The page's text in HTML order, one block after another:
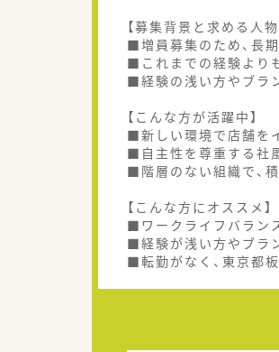
【募集背景と求める人
■増員募集のため、長
■これまでの経験より
■経験の浅い方やブラ
【こんな方が活躍中】
■新しい環境で店舗を
■自主性を尊重する社
■階層のない組織で、
【こんな方にオススメ】
■ワークライフバラン
■経験が浅い方やブラ
■転勤がなく、東京都